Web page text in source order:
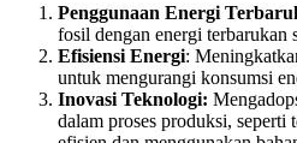
Penggunaan Energi
fosil dengan energi terbarukan
Efisiensi Energi:
untuk mengurangi konsumsi
Inovasi Teknologi:
dalam proses produksi,